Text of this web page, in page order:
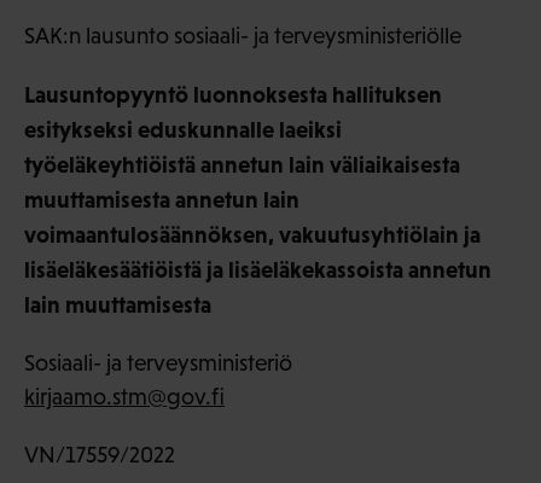
SAK:n lausunto sosiaali- ja terveysministeriölle
Lausuntopyyntö luonnoksesta hallituksen
esitykseksi eduskunnalle laeiksi
työeläkeyhtiöistä annetun lain väliaikaisesta
muuttamisesta annetun lain
voimaantulosäännöksen, vakuutusyhtiölain ja
lisäeläkesäätiöistä ja lisäeläkekassoista annetun
lain muuttamisesta
Sosiaali- ja terveysministeriö
kirjaamo.stm@gov.fi
VN/17559/2022